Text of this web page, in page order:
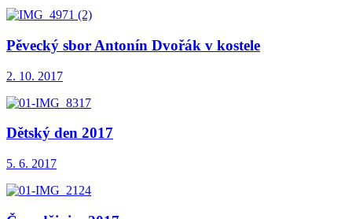
Pěvecký sbor Antonín Dvořák v kostele
2. 10. 2017
Dětský den 2017
5. 6. 2017